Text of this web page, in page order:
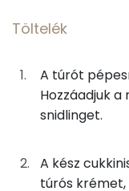
45g
Összesen
Tiamin - B1
Lut-zea
Fehérje
Töltelék
A túrót
Hozzáadjuk
snidlinget.
A kész
túrós